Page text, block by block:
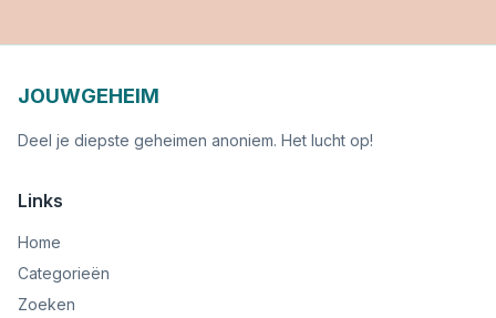
JOUWGEHEIM
Deel je diepste geheimen anoniem. Het lucht op!
Links
Home
Categorieën
Zoeken